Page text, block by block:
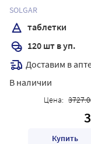
1397 мг
SOLGAR
таблетки
120 шт в уп.
Доставим в
В наличии
Цена:
Купить